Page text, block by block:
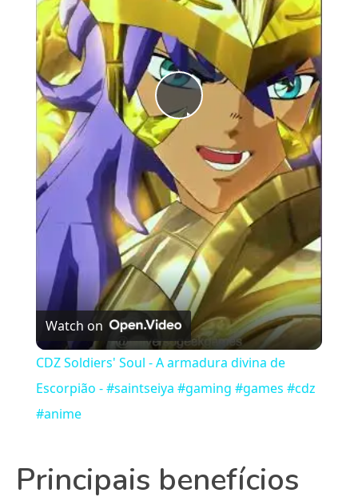
Play
Video
Watch on
CDZ Soldiers' Soul - A armadura divina de
Escorpião - #saintseiya #gaming #games #cdz
#anime
Principais benefícios